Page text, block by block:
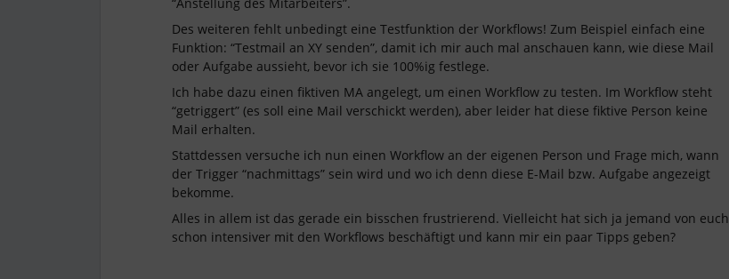
Des weiteren fehlt unbedingt eine Testfunktion der Workflows! Zum Beispiel einfach eine
Funktion: “Testmail an XY senden”, damit ich mir auch mal anschauen kann, wie diese Mail
oder Aufgabe aussieht, bevor ich sie 100%ig festlege.
Ich habe dazu einen fiktiven MA angelegt, um einen Workflow zu testen. Im Workflow steht
“getriggert” (es soll eine Mail verschickt werden), aber leider hat diese fiktive Person keine
Mail erhalten.
Stattdessen versuche ich nun einen Workflow an der eigenen Person und Frage mich, wann
der Trigger “nachmittags” sein wird und wo ich denn diese E-Mail bzw. Aufgabe angezeigt
bekomme.
Alles in allem ist das gerade ein bisschen frustrierend. Vielleicht hat sich ja jemand von euch
schon intensiver mit den Workflows beschäftigt und kann mir ein paar Tipps geben?